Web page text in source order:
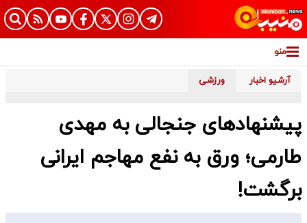
منو
آرشیو اخبار ورزشی
پیشنهادهای جنجالی به مهدی
طارمی؛ ورق به نفع مهاجم ایرانی
برگشت!